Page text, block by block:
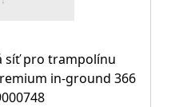
síť pro trampolínu
in-ground 366